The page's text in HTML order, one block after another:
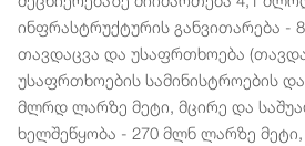
ინფრასტრუქტურის განვითარება -
თავდაცვა და უსაფრთხოება
უსაფრთხოების სამინისტროების
მლრდ ლარზე მეტი, მცირე და
ხელშეწყობა - 270 მლნ ლარზე